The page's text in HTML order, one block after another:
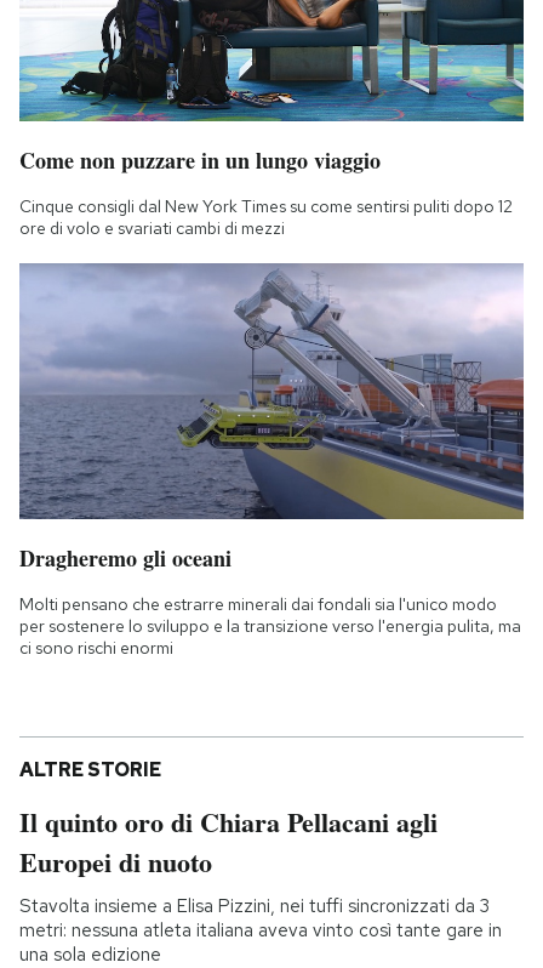
Come non puzzare in un lungo viaggio
Cinque consigli dal New York Times su come sentirsi puliti dopo 12
ore di volo e svariati cambi di mezzi
Dragheremo gli oceani
Molti pensano che estrarre minerali dai fondali sia l'unico modo
per sostenere lo sviluppo e la transizione verso l'energia pulita, ma
ci sono rischi enormi
ALTRE STORIE
Il quinto oro di Chiara Pellacani agli
Europei di nuoto
Stavolta insieme a Elisa Pizzini, nei tuffi sincronizzati da 3
metri: nessuna atleta italiana aveva vinto così tante gare in
una sola edizione